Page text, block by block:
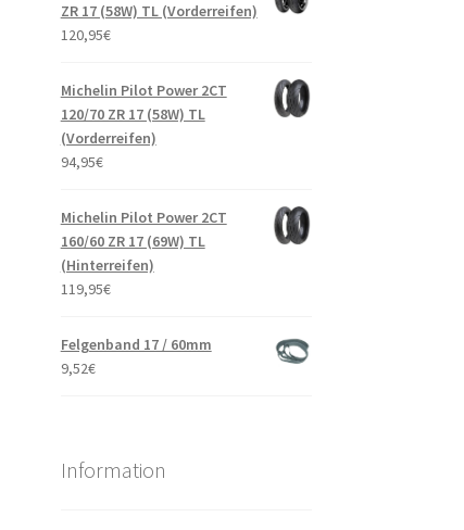
ZR 17 (58W) TL (Vorderreifen)
120,95€
Michelin Pilot Power 2CT
120/70 ZR 17 (58W) TL
(Vorderreifen)
94,95€
Michelin Pilot Power 2CT
160/60 ZR 17 (69W) TL
(Hinterreifen)
119,95€
Felgenband 17 / 60mm
9,52€
Information